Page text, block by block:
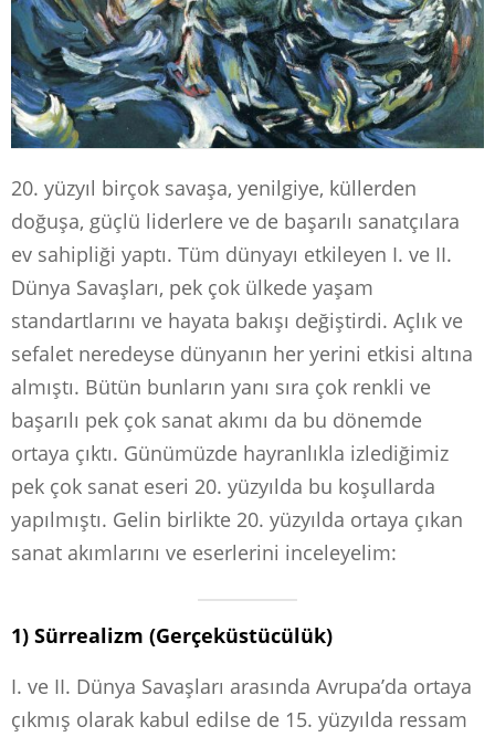
20. yüzyıl birçok savaşa, yenilgiye, küllerden
doğuşa, güçlü liderlere ve de başarılı sanatçılara
ev sahipliği yaptı. Tüm dünyayı etkileyen I. ve II.
Dünya Savaşları, pek çok ülkede yaşam
standartlarını ve hayata bakışı değiştirdi. Açlık ve
sefalet neredeyse dünyanın her yerini etkisi altına
almıştı. Bütün bunların yanı sıra çok renkli ve
başarılı pek çok sanat akımı da bu dönemde
ortaya çıktı. Günümüzde hayranlıkla izlediğimiz
pek çok sanat eseri 20. yüzyılda bu koşullarda
yapılmıştı. Gelin birlikte 20. yüzyılda ortaya çıkan
sanat akımlarını ve eserlerini inceleyelim:
1) Sürrealizm (Gerçeküstücülük)
I. ve II. Dünya Savaşları arasında Avrupa’da ortaya
çıkmış olarak kabul edilse de 15. yüzyılda ressam